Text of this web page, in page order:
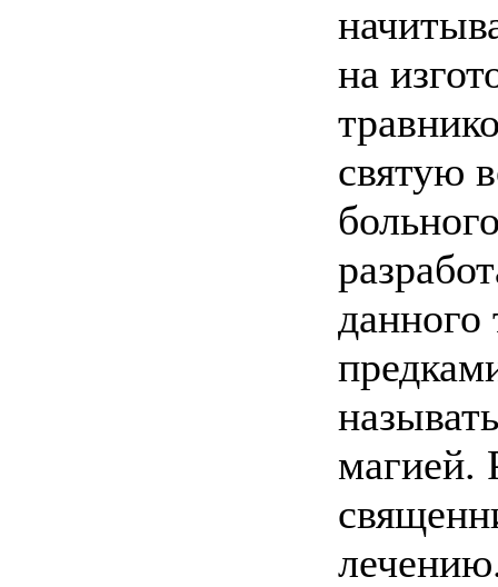
на
святую
данного
магией.